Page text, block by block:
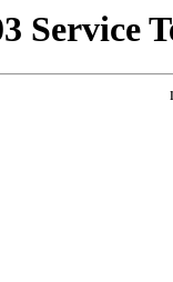
Service